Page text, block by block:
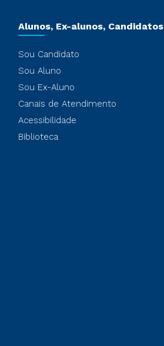
Alunos, Ex-alunos, Candidatos
Sou Candidato
Sou Aluno
Sou Ex-Aluno
Canais de Atendimento
Acessibilidade
Biblioteca